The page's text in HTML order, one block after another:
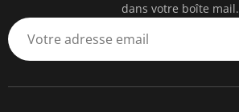
dans votre boîte mail.